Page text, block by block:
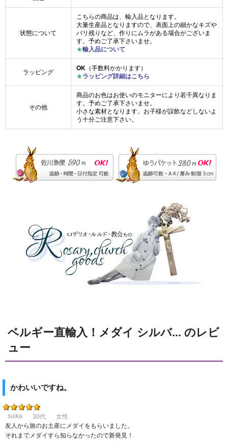
状態について
こちらの商品は、輸入品となります。
大量生産品となりますので、表面上の細かなキズや
バリ残りなど、作りにムラがある場合がございま
す。予めご了承下さいませ。
★輸入品について
ラッピング
OK （手数料かかります）
★ラッピング詳細はこちら
その他
商品のお色はお使いのモニターにより若干異なりま
す。予めご了承下さいませ。
小さな素材となります。お子様が誤飲などしないよ
う十分ご注意下さい。
ベルギー直輸入！メダイ シルバ... のレビ
ュー
かわいいですね。
suika 30代
女性
友人から旅のお土産にメダイをもらいました。
それまでメダイすら知らなかったので新発見！